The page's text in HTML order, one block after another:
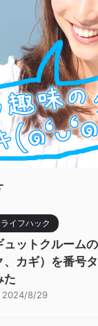
ライフハック
ュットクルーム
、カギ）を番号
た
2024/8/29